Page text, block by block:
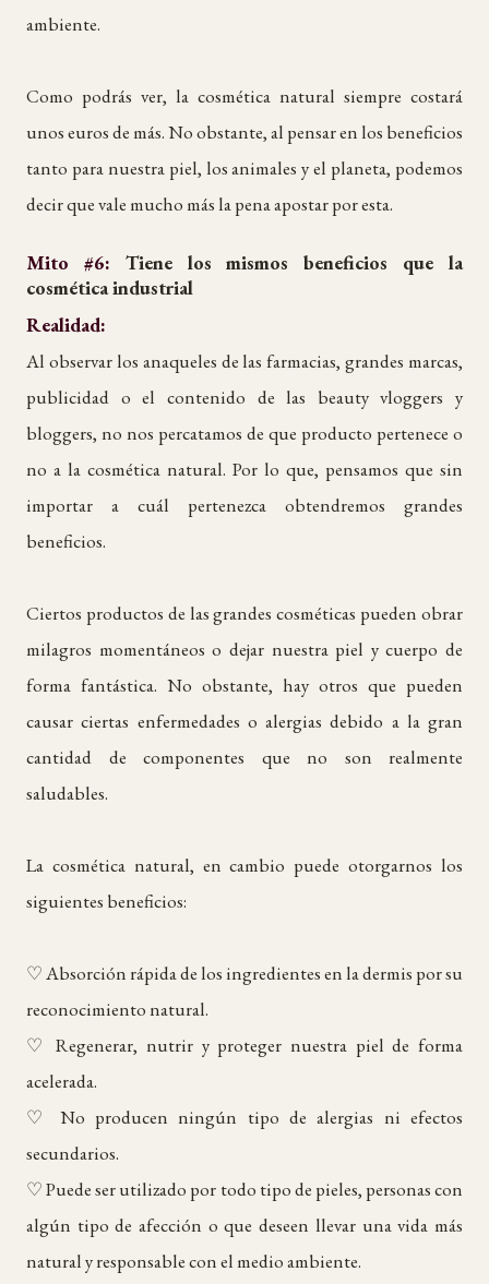
ambiente.
Como podrás ver, la cosmética natural siempre costará
unos euros de más. No obstante, al pensar en los beneficios
tanto para nuestra piel, los animales y el planeta, podemos
decir que vale mucho más la pena apostar por esta.
Mito #6: Tiene los mismos beneficios que la
cosmética industrial
Realidad:
Al observar los anaqueles de las farmacias, grandes marcas,
publicidad o el contenido de las beauty vloggers y
bloggers, no nos percatamos de que producto pertenece o
no a la cosmética natural. Por lo que, pensamos que sin
importar a cuál pertenezca obtendremos grandes
beneficios.
Ciertos productos de las grandes cosméticas pueden obrar
milagros momentáneos o dejar nuestra piel y cuerpo de
forma fantástica. No obstante, hay otros que pueden
causar ciertas enfermedades o alergias debido a la gran
cantidad de componentes que no son realmente
saludables.
La cosmética natural, en cambio puede otorgarnos los
siguientes beneficios:
♡ Absorción rápida de los ingredientes en la dermis por su
reconocimiento natural.
♡ Regenerar, nutrir y proteger nuestra piel de forma
acelerada.
♡ No producen ningún tipo de alergias ni efectos
secundarios.
♡ Puede ser utilizado por todo tipo de pieles, personas con
algún tipo de afección o que deseen llevar una vida más
natural y responsable con el medio ambiente.